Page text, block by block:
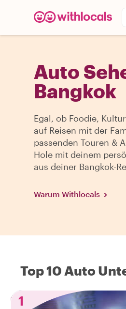
Auto
Bangkok
Egal, ob Foodie,
auf Reisen mit der
passenden Touren &
Hole mit deinem
aus deiner Bangkok-
Warum Withlocals
Top 10 Auto
1